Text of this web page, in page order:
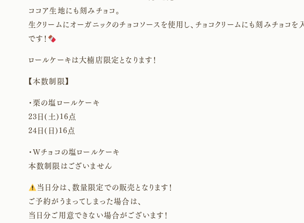
ココア生地にも刻みチョコ。
生クリームにオーガニックのチョコソースを使用し、チョコクリームにも刻みチョコ
です！
ロールケーキは大楠店限定となります！
【本数制限】
・栗の塩ロールケーキ
23日(土)16点
24日(日)16点
・Wチョコの塩ロールケーキ
本数制限はございません
当日分は、数量限定での販売となります！
ご予約がうまってしまった場合は、
当日分ご用意できない場合がございます！